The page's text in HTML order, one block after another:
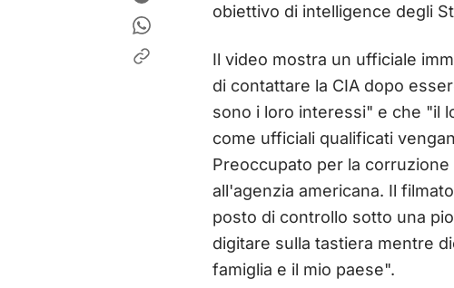
obiettivo di intelligence degli
Il video mostra un ufficiale
di contattare la CIA dopo
sono i loro interessi" e che "il
come ufficiali qualificati
Preoccupato per la
all'agenzia americana. Il
posto di controllo sotto una
digitare sulla tastiera mentre
famiglia e il mio paese".